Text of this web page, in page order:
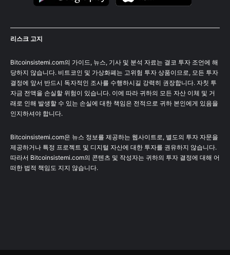
리스크 고지
Bitcoinsistemi.com의 가이드, 뉴스, 기사 및 분석 자료는 결코 투자 조언에 해
당하지 않습니다. 비트코인 및 가상화폐는 고위험 투자 상품이므로, 모든 투자
결정에 앞서 반드시 독자적인 조사를 수행하시길 강력히 권장합니다. 자칫 투
자금 전액을 손실할 위험이 있습니다. 이에 따라 귀하의 모든 자산 이체 및 거
래로 인해 발생할 수 있는 손실에 대한 책임은 전적으로 귀하 본인에게 있음을
인지하셔야 합니다.
Bitcoinsistemi.com은 뉴스 정보를 제공하는 웹사이트로, 별도의 투자 자문을
제공하거나 특정 프로젝트 및 디지털 자산에 대한 투자를 권유하지 않습니다.
따라서 Bitcoinsistemi.com의 콘텐츠 및 작성자는 귀하의 투자 결정에 대해 어
떠한 법적 책임도 지지 않습니다.